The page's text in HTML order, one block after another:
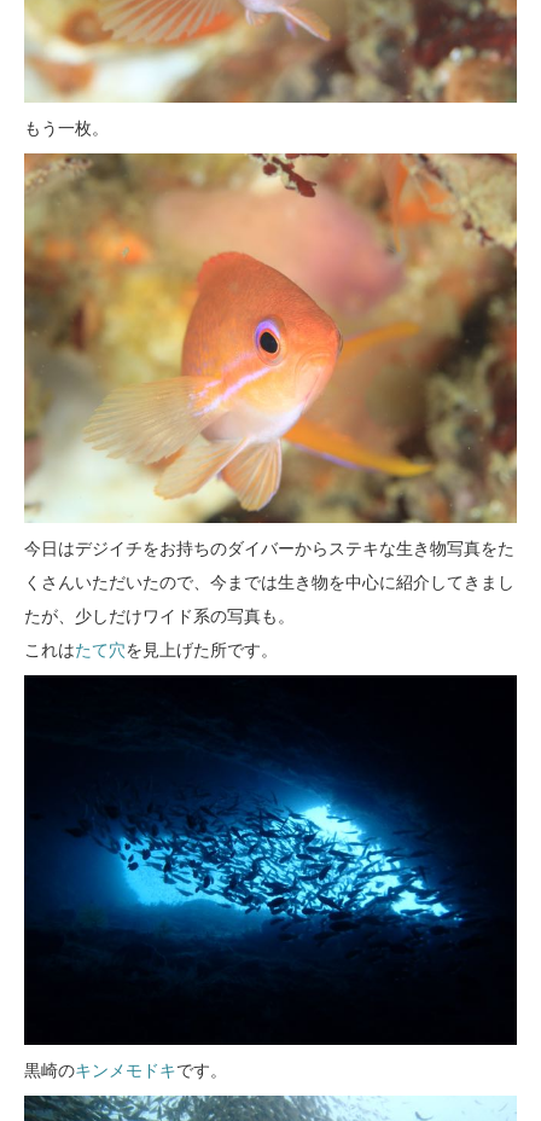
もう一枚。
今日はデジイチをお持ちのダイバーからステキな生き物写真をた
くさんいただいたので、今までは生き物を中心に紹介してきまし
たが、少しだけワイド系の写真も。
これはたて穴を見上げた所です。
黒崎のキンメモドキです。